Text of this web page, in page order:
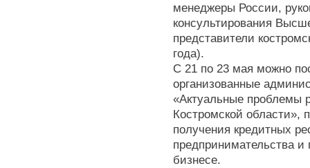
менеджеры России,
консультирования
представители
года).
С 21 по 23 мая можно
организованные
«Актуальные проблемы
Костромской области»,
получения кредитных
предпринимательства
бизнесе.